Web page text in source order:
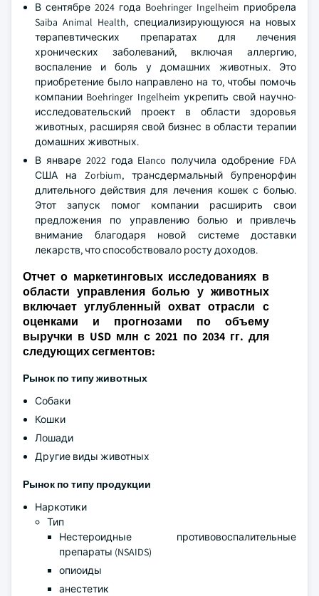
В сентябре 2024 года Boehringer Ingelheim приобрела
Saiba Animal Health, специализирующуюся на новых
терапевтических препаратах для лечения
хронических заболеваний, включая аллергию,
воспаление и боль у домашних животных. Это
приобретение было направлено на то, чтобы помочь
компании Boehringer Ingelheim укрепить свой научно-
исследовательский проект в области здоровья
животных, расширяя свой бизнес в области терапии
домашних животных.
В январе 2022 года Elanco получила одобрение FDA
США на Zorbium, трансдермальный бупренорфин
длительного действия для лечения кошек с болью.
Этот запуск помог компании расширить свои
предложения по управлению болью и привлечь
внимание благодаря новой системе доставки
лекарств, что способствовало росту доходов.
Отчет о маркетинговых исследованиях в
области управления болью у животных
включает углубленный охват отрасли с
оценками и прогнозами по объему
выручки в USD млн с 2021 по 2034 гг. для
следующих сегментов:
Рынок по типу животных
Собаки
Кошки
Лошади
Другие виды животных
Рынок по типу продукции
Наркотики
Тип
Нестероидные противовоспалительные
препараты (NSAIDS)
опиоиды
анестетик